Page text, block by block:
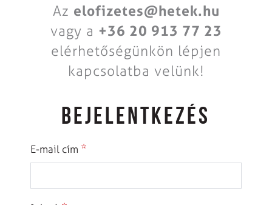
Az elofizetes@hetek.hu
vagy a +36 20 913 77 23
elérhetőségünkön lépjen
kapcsolatba velünk!
BEJELENTKEZÉS
E-mail cím *